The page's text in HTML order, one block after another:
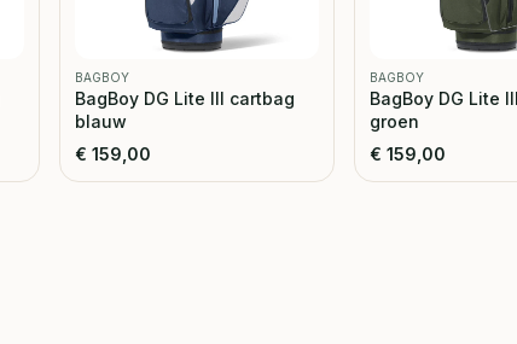
BAGBOY
BagBoy DG Lite III cartbag
blauw
€ 159,00
BAGBOY
BagBoy DG Lite
groen
€ 159,00